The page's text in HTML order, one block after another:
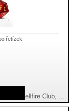
řetízek.
Hellfire Club, ...